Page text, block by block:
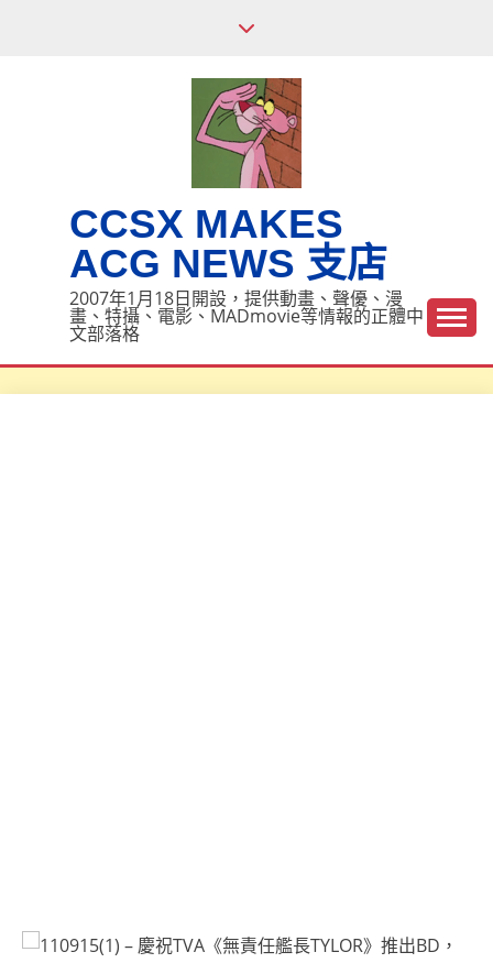
CCSX MAKES
ACG NEWS 支店
2007年1月18日開設，提供動畫、聲優、漫
畫、特攝、電影、MADmovie等情報的正體中
文部落格